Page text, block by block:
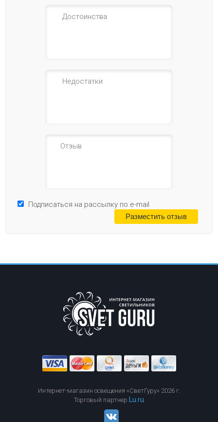
Подписаться на рассылку по e-mail
Интернет-магазин освещения «СветГуру» 2026 г.
Торговый партнер Lu.ru